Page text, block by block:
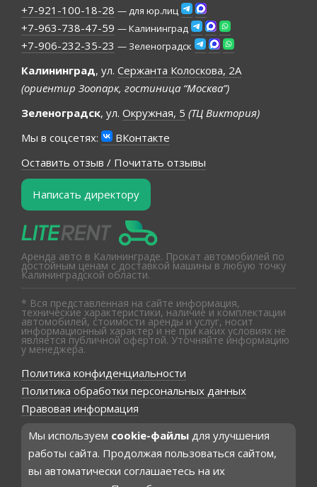
+7-921-100-18-28 — для юр.лиц
+7-963-738-47-59 — Калининград
+7-906-232-35-23 — Зеленоградск
Калининград, ул. Сержанта Колоскова, 2А
(ориентир Зоопарк, гостиница “Москва”)
Зеленоградск, ул. Окружная, 5 (ТЦ Виктория)
Мы в соцсетях:
ВКонтакте
Оставить отзыв / Почитать отзывы
Написать директору
Аренда авто в Калининграде. Прокат автомобилей по
достойным ценам с доставкой машины в любую точку
Калининградской области.
* Вся представленная на сайте информация,
технические характеристики, наличие и комплектации
автомобилей, стоимости аренды и услуг, носит
информационный характер и не при каких условиях не
является публичной офертой. Уточняйте информацию
у менеджера.
Политика конфиденциальности
Политика обработки персональных данных
Правовая информация
Мы используем cookie-файлы для улучшения
работы сайта. Продолжая пользоваться сайтом,
вы автоматически соглашаетесь на их